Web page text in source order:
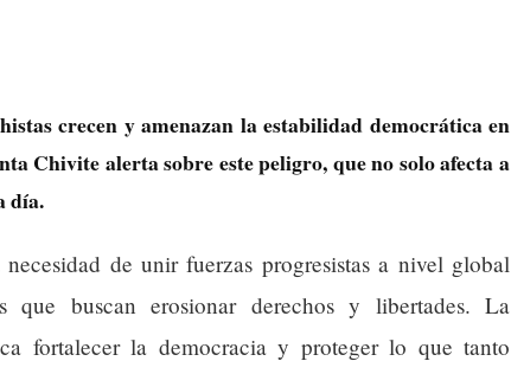
crecen y amenazan la estabilidad democrática en
Chivite alerta sobre este peligro, que no solo afecta a
día.
de unir fuerzas progresistas a nivel global
que buscan erosionar derechos y libertades. La
fortalecer la democracia y proteger lo que tanto